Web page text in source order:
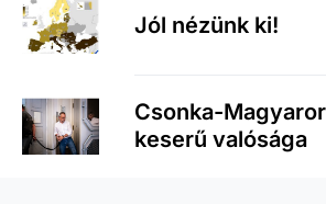
Jól nézünk ki!
Csonka-
keserű valósága